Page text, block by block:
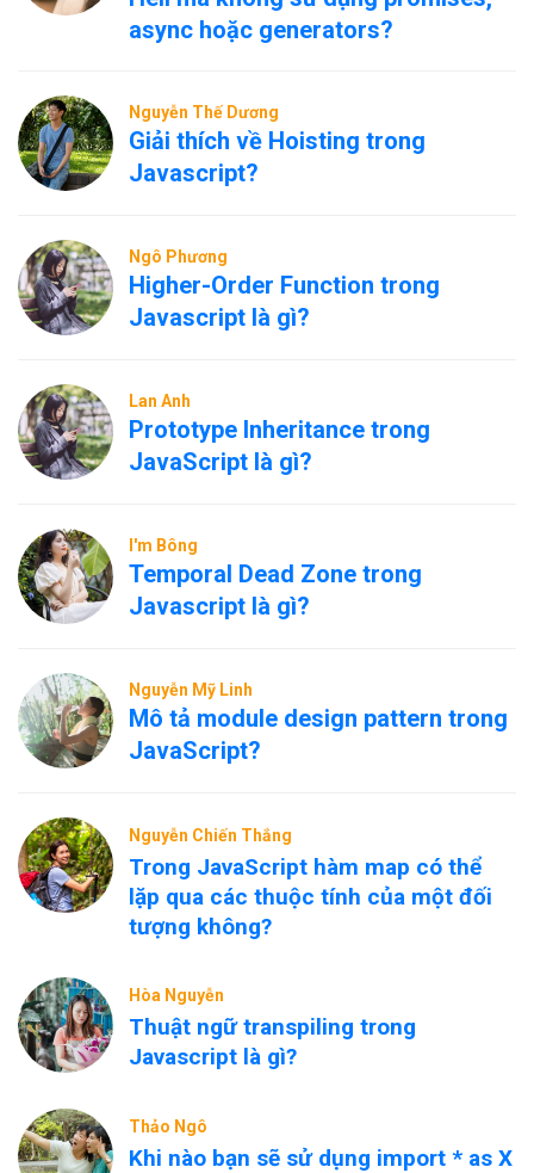
async hoặc generators?
Nguyễn Thế Dương
Giải thích về Hoisting trong
Javascript?
Ngô Phương
Higher-Order Function trong
Javascript là gì?
Lan Anh
Prototype Inheritance trong
JavaScript là gì?
I'm Bông
Temporal Dead Zone trong
Javascript là gì?
Nguyễn Mỹ Linh
Mô tả module design pattern trong
JavaScript?
Nguyễn Chiến Thắng
Trong JavaScript hàm map có thể
lặp qua các thuộc tính của một đối
tượng không?
Hòa Nguyễn
Thuật ngữ transpiling trong
Javascript là gì?
Thảo Ngô
Khi nào bạn sẽ sử dụng import * as X